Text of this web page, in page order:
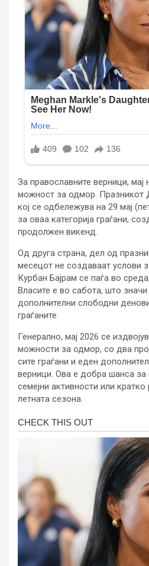
За православните верници, мај
можност за одмор. Празникот
кој се одбележува на 29 мај
за оваа категорија граѓани,
продолжен викенд.
Од друга страна, дел од
месецот не создаваат услови
Курбан Бајрам се паѓа во
Власите е во сабота, што
дополнителни слободни
граѓаните.
Генерално, мај 2026 се
можности за одмор, со два
сите граѓани и еден
верници. Ова е добра шанса
семејни активности или
летната сезона.